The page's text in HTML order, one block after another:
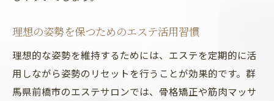
理想の姿勢を保つためのエステ活用習慣
理想的な姿勢を維持するためには、エステを定期的に活
用しながら姿勢のリセットを行うことが効果的です。群
馬県前橋市のエステサロンでは、骨格矯正や筋肉マッサ